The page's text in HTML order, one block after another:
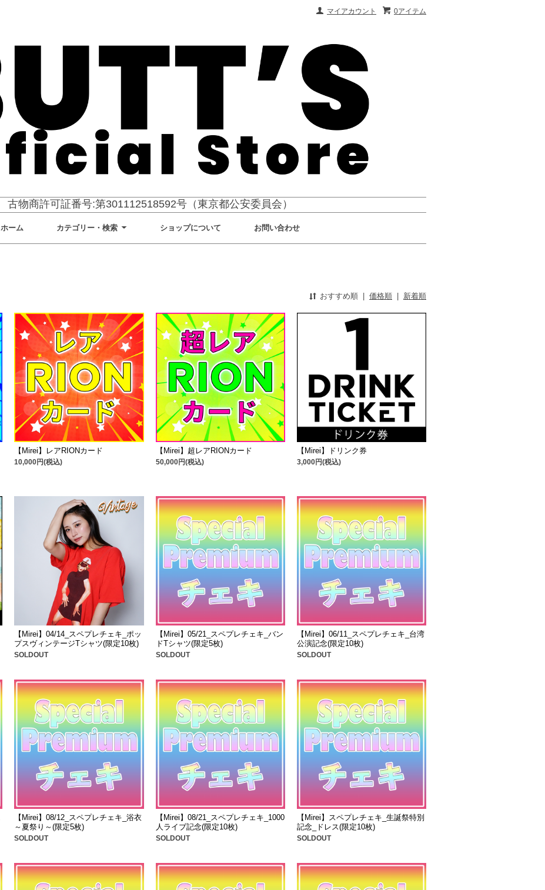
0アイテム
マイアカウント
古物商許可証番号:第301112518592号（東京都公安委員会）
ホーム カテゴリー・検索 ショップについて お問い合わせ
おすすめ順 価格順 新着順
【Mirei】レアRIONカード
10,000円(税込)
【Mirei】超レアRIONカード
50,000円(税込)
【Mirei】ドリンク券
3,000円(税込)
【Mirei】04/14_スペプレチェキ_ポッ
プスヴィンテージTシャツ(限定10枚)
SOLDOUT
【Mirei】05/21_スペプレチェキ_バン
ドTシャツ(限定5枚)
SOLDOUT
【Mirei】06/11_スペプレチェキ_台湾
公演記念(限定10枚)
SOLDOUT
【Mirei】08/12_スペプレチェキ_浴衣
～夏祭り～(限定5枚)
SOLDOUT
【Mirei】08/21_スペプレチェキ_1000
人ライブ記念(限定10枚)
SOLDOUT
【Mirei】スペプレチェキ_生誕祭特別
記念_ドレス(限定10枚)
SOLDOUT